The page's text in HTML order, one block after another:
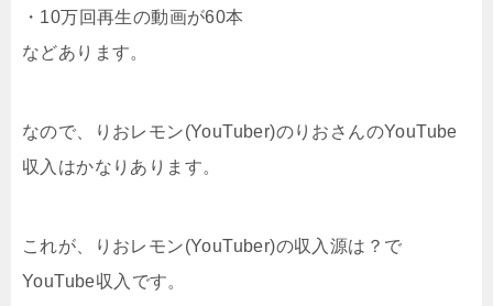
・10万回再生の動画が60本
などあります。
なので、りおレモン(YouTuber)のりおさんのYouTube
収入はかなりあります。
これが、りおレモン(YouTuber)の収入源は？で
YouTube収入です。